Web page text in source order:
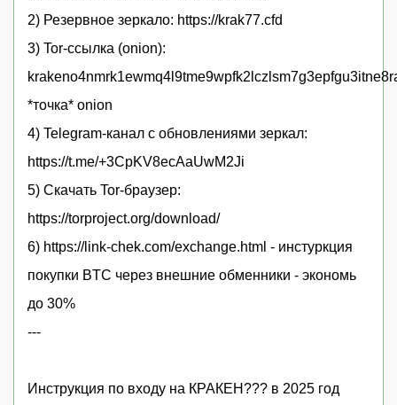
2) Резервное зеркало: https://krak77.cfd
3) Tor-ссылка (onion):
*точка* onion
4) Telegram-канал с обновлениями зеркал:
https://t.me/+3CpKV8ecAaUwM2Ji
5) Скачать Tor-браузер:
https://torproject.org/download/
6) https://link-chek.com/exchange.html - инстуркция
покупки BTC через внешние обменники - экономь
до 30%
---
Инструкция по входу на КРАКЕН??? в 2025 год